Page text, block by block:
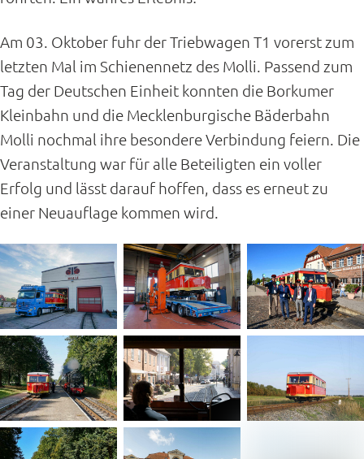
Am 03. Oktober fuhr der Triebwagen T1 vorerst zum
letzten Mal im Schienennetz des Molli. Passend zum
Tag der Deutschen Einheit konnten die Borkumer
Kleinbahn und die Mecklenburgische Bäderbahn
Molli nochmal ihre besondere Verbindung feiern. Die
Veranstaltung war für alle Beteiligten ein voller
Erfolg und lässt darauf hoffen, dass es erneut zu
einer Neuauflage kommen wird.